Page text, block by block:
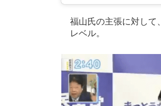
福山氏の主張に対して
レベル。